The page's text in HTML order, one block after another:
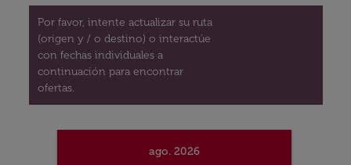
Por favor, intente actualizar su ruta
(origen y / o destino) o interactúe
con fechas individuales a
continuación para encontrar
ofertas.
ago. 2026